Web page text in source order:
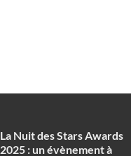
‎La Nuit des Stars Awards
2025 : un évènement à